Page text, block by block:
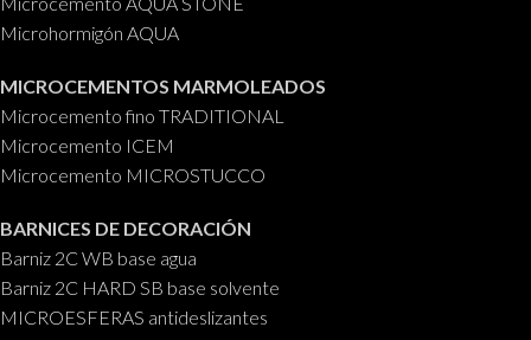
depósitos, piscinas, etc.
Microhormigón AQUA
MICROCEMENTOS MARMOLEADOS
Microcemento fino TRADITIONAL
Microcemento ICEM
Microcemento MICROSTUCCO
BARNICES DE DECORACIÓN
Barniz 2C WB base agua
Barniz 2C HARD SB base solvente
MICROESFERAS antideslizantes